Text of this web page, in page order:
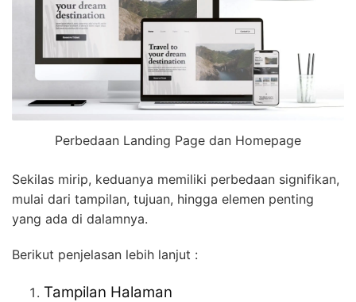
Perbedaan Landing Page dan Homepage
Sekilas mirip, keduanya memiliki perbedaan signifikan,
mulai dari tampilan, tujuan, hingga elemen penting
yang ada di dalamnya.
Berikut penjelasan lebih lanjut :
Tampilan Halaman